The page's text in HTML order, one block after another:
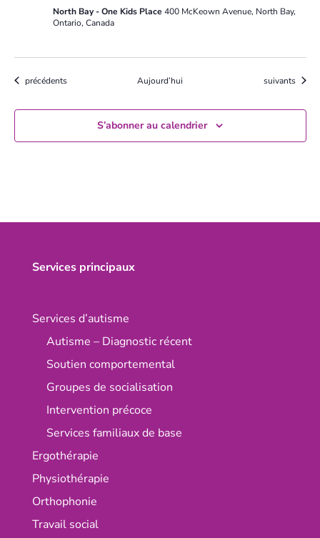
North Bay - One Kids Place 400 McKeown Avenue, North Bay,
Ontario, Canada
Évènements
précédents Aujourd’hui Évènements
suivants
S’abonner au calendrier
Services principaux
Services d’autisme
Autisme – Diagnostic récent
Soutien comportemental
Groupes de socialisation
Intervention précoce
Services familiaux de base
Ergothérapie
Physiothérapie
Orthophonie
Travail social